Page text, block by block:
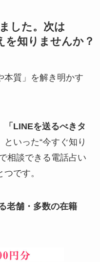
した。次は
を知りませんか？
本質」を解き明かす
「LINEを送るべきタ
といった“今すぐ知り
相談できる電話占い
です。
老舗・多数の在籍